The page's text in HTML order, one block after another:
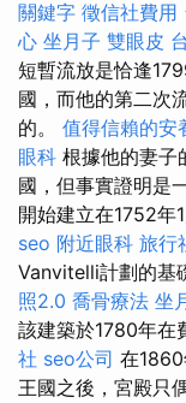
關鍵字 徵信社費用
心 坐月子 雙眼皮
短暫流放是恰逢
國，而他的第二次
的。 值得信賴的安
眼科 根據他的妻子
國，但事實證明是
開始建立在1752年
seo 附近眼科 旅行
Vanvitelli計劃的基
照2.0 喬骨療法 坐
該建築於1780年在
社 seo公司 在
王國之後，宮殿只